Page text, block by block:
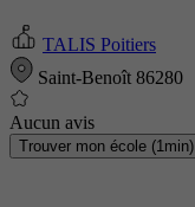
TALIS Poitiers
Saint-Benoît 86280
Aucun avis
Trouver mon école (1min)